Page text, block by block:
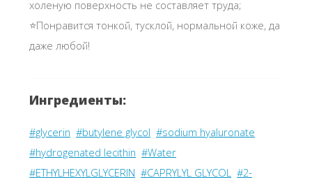
холеную поверхность не составляет труда;
⭐Понравится тонкой, тусклой, нормальной коже, да
даже любой!
Ингредиенты:
#glycerin #butylene glycol #sodium hyaluronate
#hydrogenated lecithin #Water
#ETHYLHEXYLGLYCERIN #CAPRYLYL GLYCOL #2-